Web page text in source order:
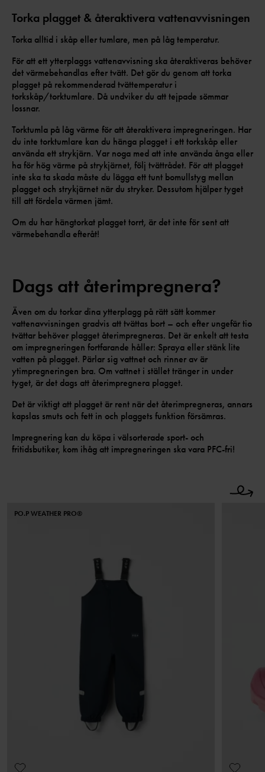
Torka plagget & återaktivera vattenavvisningen
Torka alltid i skåp eller tumlare, men på låg temperatur.
För att ett ytterplaggs vattenavvisning ska återaktiveras behöver
det värmebehandlas efter tvätt. Det gör du genom att torka
plagget på rekommenderad tvättemperatur i
torkskåp/torktumlare. Då undviker du att tejpade sömmar
lossnar.
Torktumla på låg värme för att återaktivera impregneringen. Har
du inte torktumlare kan du hänga plagget i ett torkskåp eller
använda ett strykjärn. Var noga med att inte använda ånga eller
ha för hög värme på strykjärnet, följ tvättrådet. För att plagget
inte ska ta skada måste du lägga ett tunt bomullstyg mellan
plagget och strykjärnet när du stryker. Dessutom hjälper tyget
till att fördela värmen jämt.
Om du har hängtorkat plagget torrt, är det inte för sent att
värmebehandla efteråt!
Dags att återimpregnera?
Även om du torkar dina ytterplagg på rätt sätt kommer
vattenavvisningen gradvis att tvättas bort – och efter ungefär tio
tvättar behöver plagget återimpregneras. Det är enkelt att testa
om impregneringen fortfarande håller: Spraya eller stänk lite
vatten på plagget. Pärlar sig vattnet och rinner av är
ytimpregneringen bra. Om vattnet i stället tränger in under
tyget, är det dags att återimpregnera plagget.
Det är viktigt att plagget är rent när det återimpregneras, annars
kapslas smuts och fett in och plaggets funktion försämras.
Impregnering kan du köpa i välsorterade sport- och
fritidsbutiker, kom ihåg att impregneringen ska vara PFC-fri!
PO.P WEATHER PRO®